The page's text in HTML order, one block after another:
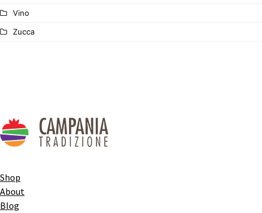
Vino
Zucca
Shop
About
Blog